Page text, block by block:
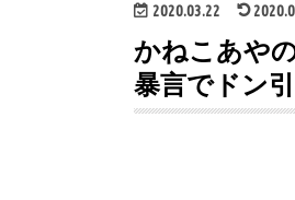
2020.03.22
かねこあや
暴言でドン